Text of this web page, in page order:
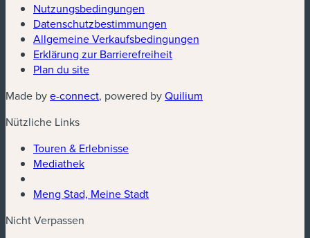
Nutzungsbedingungen
Datenschutzbestimmungen
Allgemeine Verkaufsbedingungen
Erklärung zur Barrierefreiheit
Plan du site
Made bye-connect, powered byQuilium
Nützliche Links
Touren & Erlebnisse
Mediathek
Meng Stad, Meine Stadt
Nicht Verpassen